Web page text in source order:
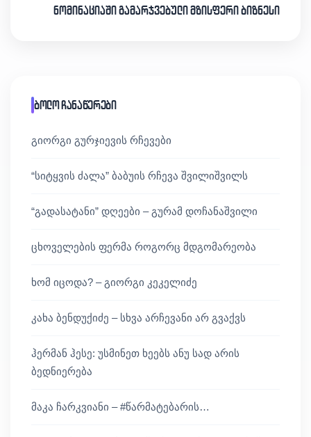
ნომინაციაში გამარჯვებული მზისფერი ბიზნესი
ბოლო ჩანაწერები
გიორგი გურჯიევის რჩევები
“სიტყვის ძალა” ბაბუის რჩევა შვილიშვილს
“გადასატანი” დღეები – გურამ დოჩანაშვილი
ცხოველების ფერმა როგორც მდგომარეობა
ხომ იცოდა? – გიორგი კეკელიძე
კახა ბენდუქიძე – სხვა არჩევანი არ გვაქვს
ჰერმან ჰესე: უსმინეთ ხეებს ანუ სად არის
ბედნიერება
მაკა ჩარკვიანი – #წარმატებარის…